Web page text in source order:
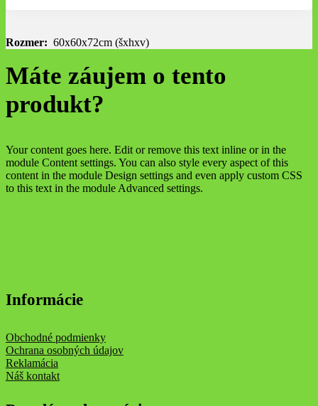
Rozmer: 60x60x72cm (šxhxv)
Máte záujem o tento
produkt?
Your content goes here. Edit or remove this text inline or in the
module Content settings. You can also style every aspect of this
content in the module Design settings and even apply custom CSS
to this text in the module Advanced settings.
Informácie
Obchodné podmienky
Ochrana osobných údajov
Reklamácia
Náš kontakt